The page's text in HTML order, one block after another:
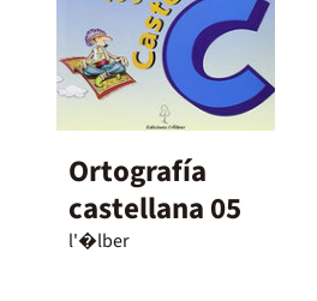
Ortografía
castellana 05
l'�lber